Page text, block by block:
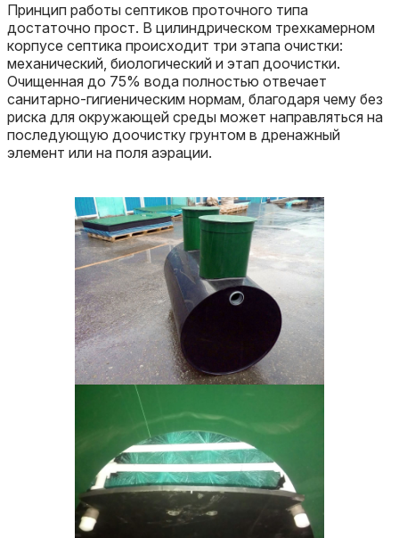
Принцип работы септиков проточного типа
достаточно прост. В цилиндрическом трехкамерном
корпусе септика происходит три этапа очистки:
механический, биологический и этап доочистки.
Очищенная до 75% вода полностью отвечает
санитарно-гигиеническим нормам, благодаря чему без
риска для окружающей среды может направляться на
последующую доочистку грунтом в дренажный
элемент или на поля аэрации.